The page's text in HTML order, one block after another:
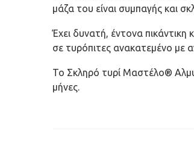
μάζα του είναι συμπαγής και
Έχει δυνατή, έντονα πικάντικη
σε τυρόπιτες ανακατεμένο με
Το Σκληρό τυρί Μαστέλο®
μήνες.